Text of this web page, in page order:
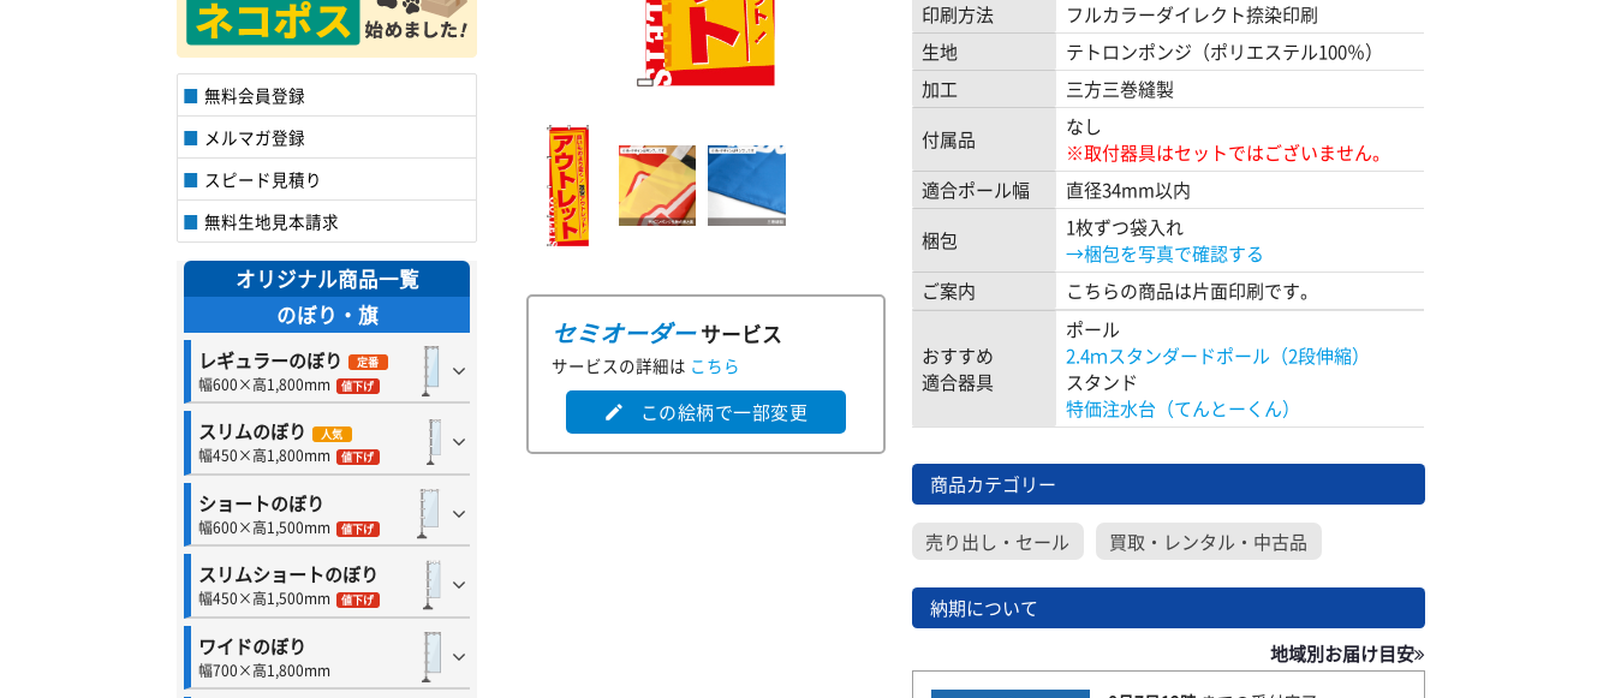
無料会員登録
メルマガ登録
スピード見積り
無料生地見本請求
オリジナル商品一覧
のぼり・旗
レギュラーのぼり 定番
幅600×高1,800mm 値下げ
スリムのぼり 人気
幅450×高1,800mm 値下げ
ショートのぼり
幅600×高1,500mm 値下げ
スリムショートのぼり
幅450×高1,500mm 値下げ
ワイドのぼり
幅700×高1,800mm
セミオーダーサービス
サービスの詳細は こちら
edit この絵柄で一部変更
印刷方法
フルカラーダイレクト捺染印刷
生地
テトロンポンジ（ポリエステル100％）
加工
三方三巻縫製
付属品
なし
※取付器具はセットではございません。
適合ポール幅
直径34mm以内
梱包
1枚ずつ袋入れ
→梱包を写真で確認する
ご案内
こちらの商品は片面印刷です。
おすすめ
適合器具
ポール
2.4ｍスタンダードポール（2段伸縮）
スタンド
特価注水台（てんとーくん）
商品カテゴリー
売り出し・セール 買取・レンタル・中古品
納期について
地域別お届け目安